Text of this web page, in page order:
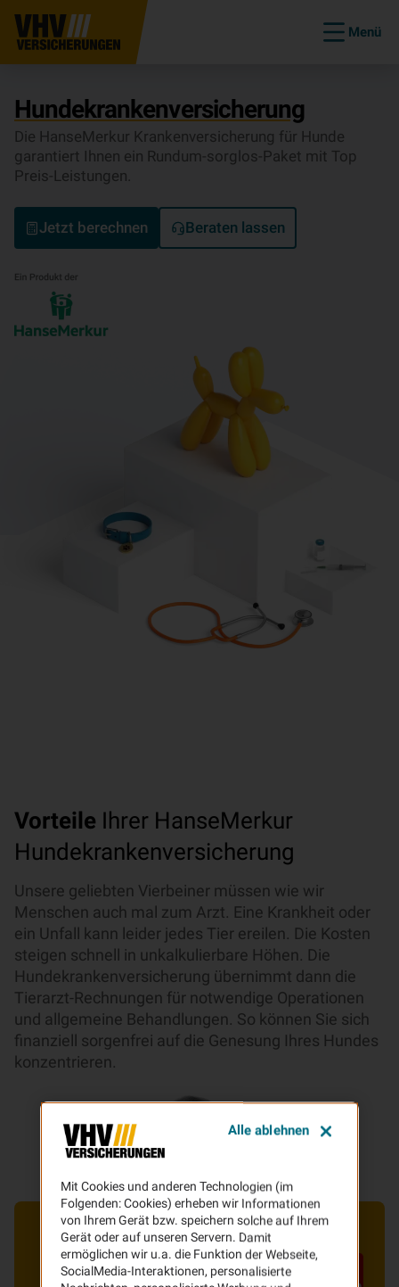
Menü
Hundekrankenversicherung
Die HanseMerkur Krankenversicherung für Hunde
garantiert Ihnen ein Rundum-sorglos-Paket mit Top
Preis-Leistungen.
Jetzt berechnen Beraten lassen
Vorteile Ihrer HanseMerkur
Hundekrankenversicherung
Unsere geliebten Vierbeiner müssen wie wir
Menschen auch mal zum Arzt. Eine Krankheit oder
ein Unfall kann leider jedes Tier ereilen. Die Kosten
steigen schnell in unkalkulierbare Höhen. Die
Hundekrankenversicherung übernimmt dann die
Tierarzt-Rechnungen für notwendige Operationen
und allgemeine Behandlungen. So können Sie sich
finanziell sorgenfrei auf die Genesung Ihres Hundes
konzentrieren.
Mit Cookies und anderen Technologien (im
Folgenden: Cookies) erheben wir Informationen
von Ihrem Gerät bzw. speichern solche auf Ihrem
Gerät oder auf unseren Servern. Damit
ermöglichen wir u.a. die Funktion der Webseite,
SocialMedia-Interaktionen, personalisierte
Alle ablehnen